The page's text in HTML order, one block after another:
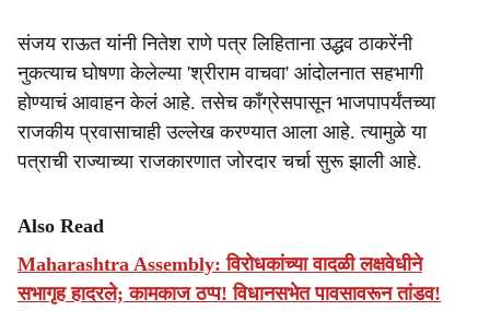
संजय राऊत यांनी नितेश राणे पत्र लिहिताना उद्धव ठाकरेंनी
नुकत्याच घोषणा केलेल्या 'श्रीराम वाचवा' आंदोलनात सहभागी
होण्याचं आवाहन केलं आहे. तसेच काँग्रेसपासून भाजपापर्यंतच्या
राजकीय प्रवासाचाही उल्लेख करण्यात आला आहे. त्यामुळे या
पत्राची राज्याच्या राजकारणात जोरदार चर्चा सुरू झाली आहे.
Also Read
Maharashtra Assembly: विरोधकांच्या वादळी लक्षवेधीने
सभागृह हादरले; कामकाज ठप्प! विधानसभेत पावसावरून तांडव!